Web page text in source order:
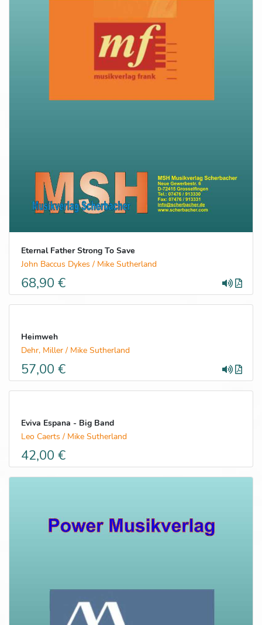
Eternal Father Strong To Save
John Baccus Dykes / Mike Sutherland
68,90 €
Heimweh
Dehr, Miller / Mike Sutherland
57,00 €
Eviva Espana - Big Band
Leo Caerts / Mike Sutherland
42,00 €